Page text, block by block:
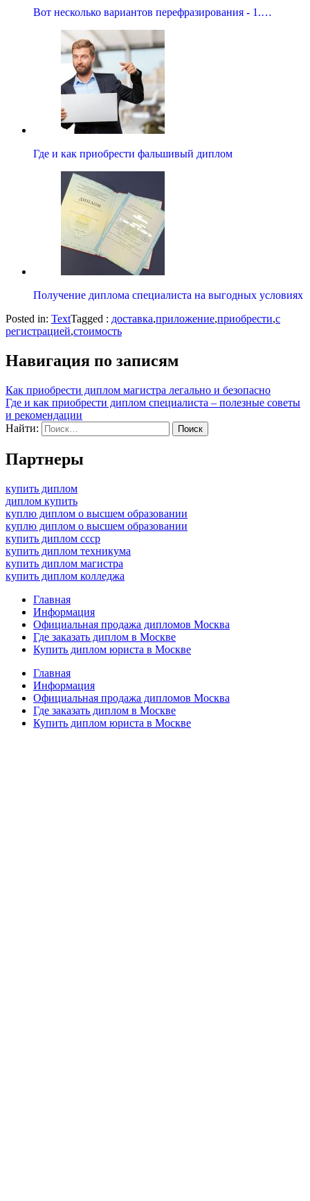
Вот несколько вариантов перефразирования - 1.…
Где и как приобрести фальшивый диплом
Получение диплома специалиста на выгодных условиях
Posted in: TextTagged : доставка,приложение,приобрести,с
регистрацией,стоимость
Навигация по записям
Как приобрести диплом магистра легально и безопасно
Где и как приобрести диплом специалиста – полезные советы
и рекомендации
Найти:
Партнеры
купить диплом
диплом купить
куплю диплом о высшем образовании
куплю диплом о высшем образовании
купить диплом ссср
купить диплом техникума
купить диплом магистра
купить диплом колледжа
Главная
Информация
Официальная продажа дипломов Москва
Где заказать диплом в Москве
Купить диплом юриста в Москве
Главная
Информация
Официальная продажа дипломов Москва
Где заказать диплом в Москве
Купить диплом юриста в Москве